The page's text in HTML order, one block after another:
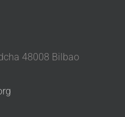
48008 Bilbao